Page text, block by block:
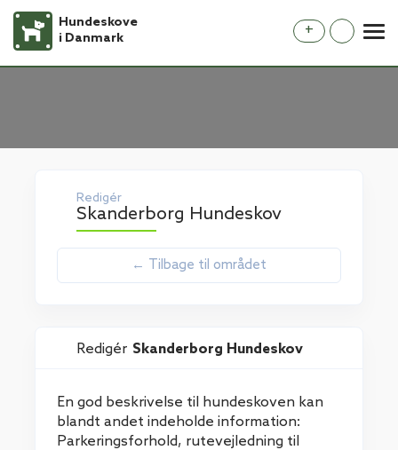
Hundeskove
i Danmark
+
Redigér
Skanderborg Hundeskov
← Tilbage til området
Redigér Skanderborg Hundeskov
En god beskrivelse til hundeskoven kan
blandt andet indeholde information:
Parkeringsforhold, rutevejledning til